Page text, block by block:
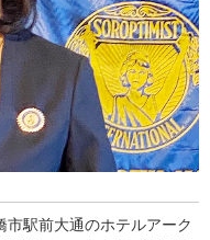
駅前大通のホテルアーク